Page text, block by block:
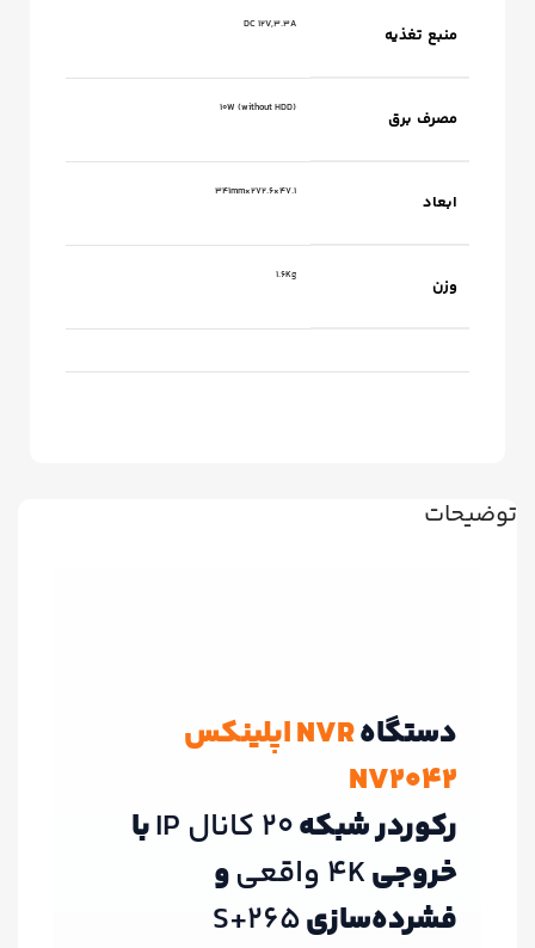
توضیحات
دستگاه
NVR اپلینکس
NV2042
رکوردر شبکه20 کانال IP
با
خروجی4K واقعی
و
فشرده‌سازیS+265
منبع تغذیه DC 12V,3.3A
مصرف برق 10W (without HDD)
ابعاد 47.1×272.6×341mm
وزن 1.6Kg